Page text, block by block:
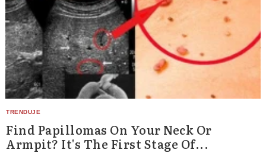
Find Papillomas On Your Neck Or
Armpit? It's The First Stage Of...